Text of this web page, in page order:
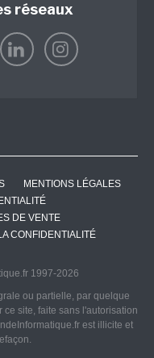
réseaux
MENTIONS LÉGALES
DE VENTE
CONFIDENTIALITÉ
1997-2026
ou partielle, par quelque
site, faite sans l'autorisation
est illicite et